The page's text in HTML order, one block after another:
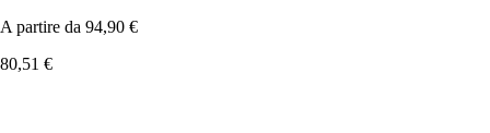
A partire da 94,90 €
80,51 €